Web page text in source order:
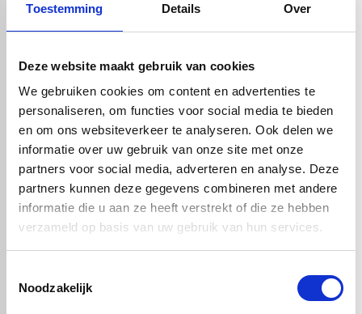
Toestemming Details Over
Deze website maakt gebruik van cookies
We gebruiken cookies om content en advertenties te
personaliseren, om functies voor social media te bieden
en om ons websiteverkeer te analyseren. Ook delen we
informatie over uw gebruik van onze site met onze
partners voor social media, adverteren en analyse. Deze
partners kunnen deze gegevens combineren met andere
informatie die u aan ze heeft verstrekt of die ze hebben
verzameld op basis van uw gebruik van hun services.
Noodzakelijk
Montage en verwerking
Lichtgewicht en eenvoudig hanteerbaar dankzij de 9 mm‑dikte.